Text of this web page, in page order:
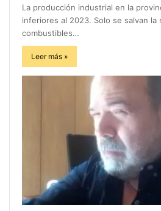
La producción industrial en la
inferiores al 2023. Solo se salvan la
combustibles…
Leer más »